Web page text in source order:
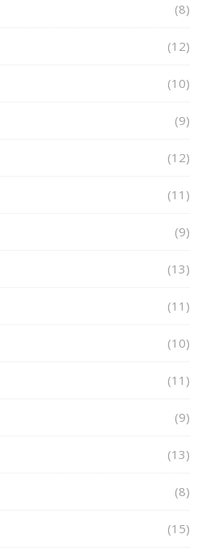
(8)
(12)
(10)
(9)
(12)
(11)
(9)
(13)
(11)
(10)
(11)
(9)
(13)
(8)
(15)